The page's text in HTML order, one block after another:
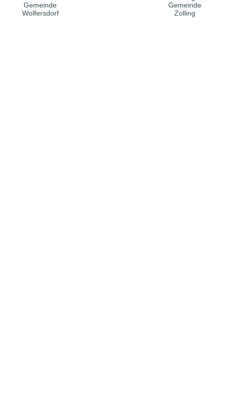
Gemeinde
Wolfersdorf
Gemeinde
Zolling